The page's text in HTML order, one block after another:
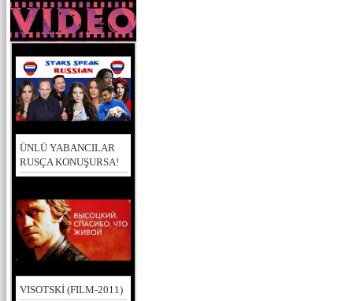
ÜNLÜ YABANCILAR
RUSÇA KONUŞURSA!
VISOTSKİ (FILM-2011)